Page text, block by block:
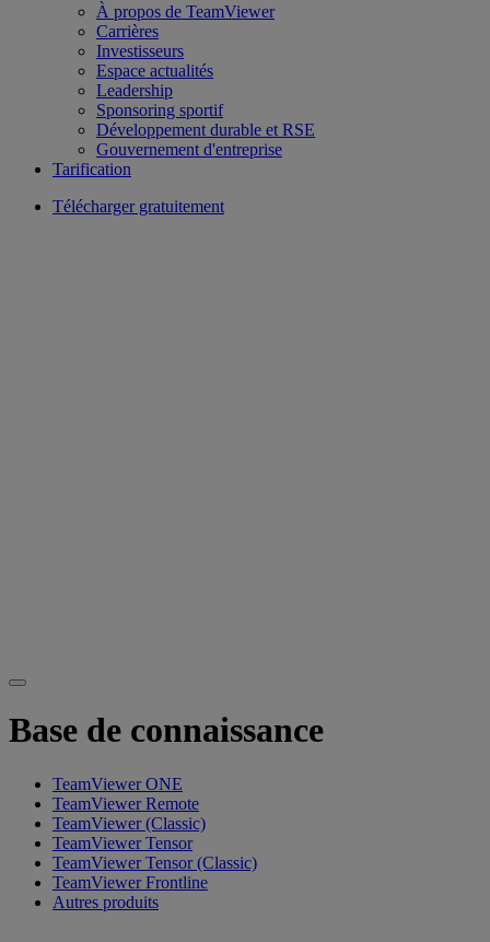
À propos de TeamViewer
Carrières
Investisseurs
Espace actualités
Leadership
Sponsoring sportif
Développement durable et RSE
Gouvernement d'entreprise
Tarification
Télécharger gratuitement
Base de connaissance
TeamViewer ONE
TeamViewer Remote
TeamViewer (Classic)
TeamViewer Tensor
TeamViewer Tensor (Classic)
TeamViewer Frontline
Autres produits